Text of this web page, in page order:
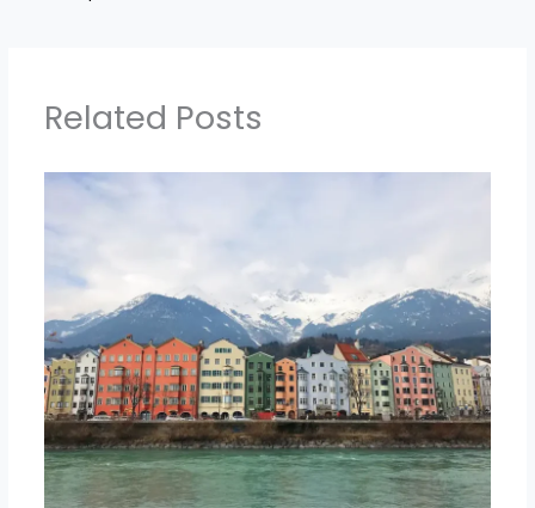
Related Posts